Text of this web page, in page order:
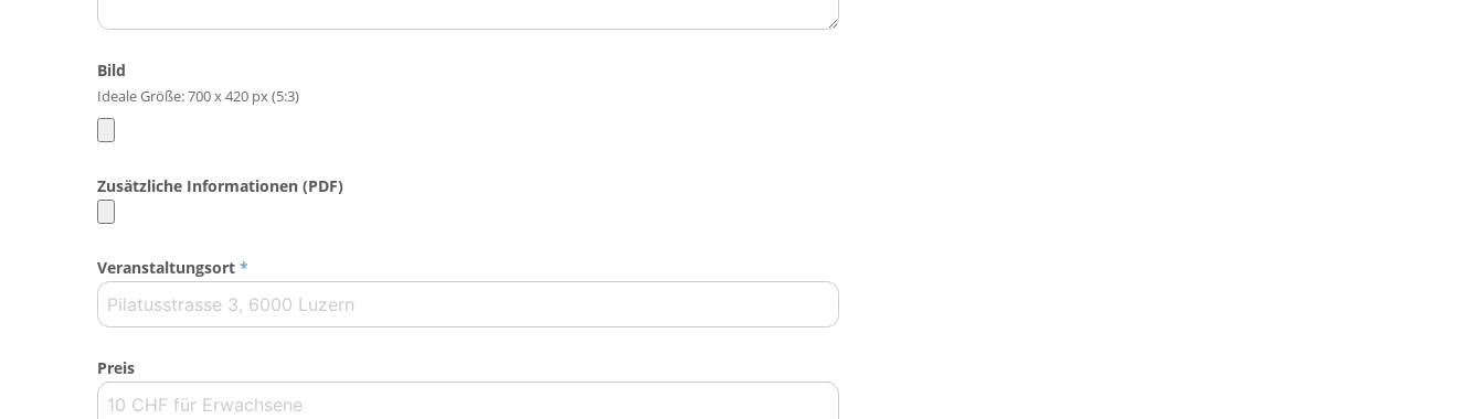
Bild
Ideale Größe: 700 x 420 px (5:3)
Zusätzliche Informationen (PDF)
Veranstaltungsort *
Preis